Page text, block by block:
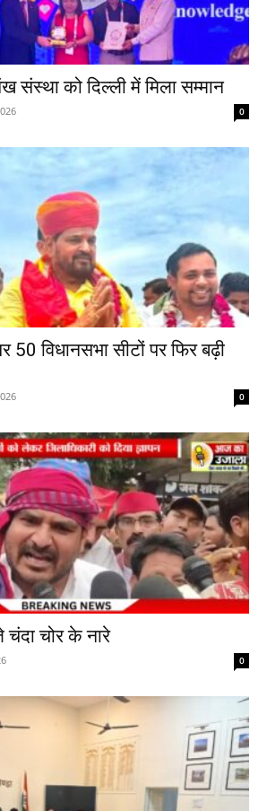
संस्था को दिल्ली में मिला सम्मान
0
विधानसभा सीटों पर फिर बढ़ी
0
चोर के नारे
0